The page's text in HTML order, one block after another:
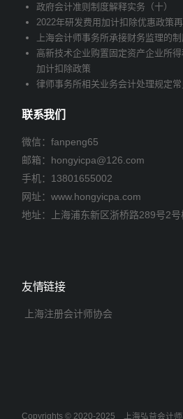
政府会计准则制度解释实务（十）
2022年研发费用加计扣除优惠政策
上海会计师事务所承接财务监理的
高新技术企业购置固定资产企业所
加计扣除政策
律师事务所相关业务会计处理规定常
联系我们
微信：fanpeng65
邮箱： hongyicpa@126.com
手机： 13801655002
网址：www.hongyicpa.com
地址：上海浦东新区浙桥路289号2
友情链接
上海注册会计师协会
Copyrights © 2020-2025 上海弘益会计